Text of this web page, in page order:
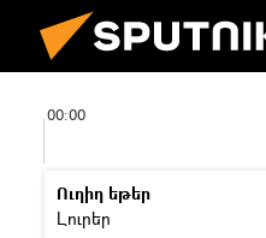
00:00
Ուղիղ եթեր
Լուրեր